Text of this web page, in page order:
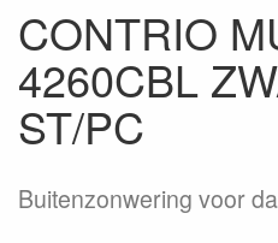
CONTRIO
4260CBL
ST/PC
Buitenzonwering voor